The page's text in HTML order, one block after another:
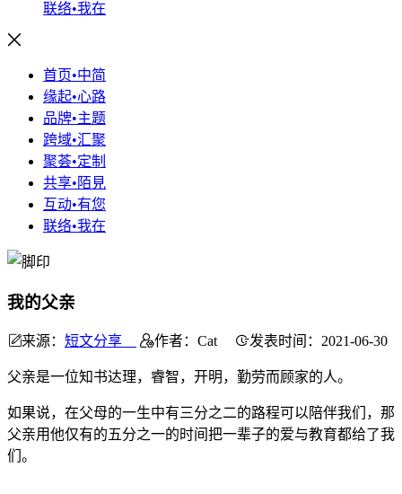
联络•我在
首页•中简
缘起•心路
品牌•主题
跨域•汇聚
聚荟•定制
共享•陌見
互动•有您
联络•我在
我的父亲
来源： 短文分享 作者：Cat 发表时间：2021-06-30
父亲是一位知书达理，睿智，开明，勤劳而顾家的人。
如果说，在父母的一生中有三分之二的路程可以陪伴我们，那
父亲用他仅有的五分之一的时间把一辈子的爱与教育都给了我
们。